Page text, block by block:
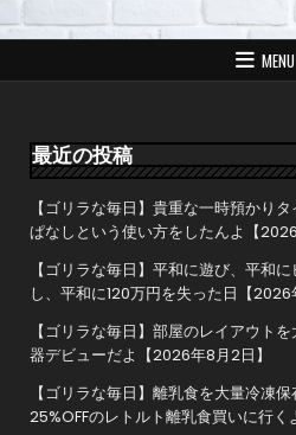
ビ
ー
ョ
ン
MENU
最近の投稿
【ゴリラな毎日】貴重な一時預かり
ぱなしという使い方をしたんよ【
【ゴリラな毎日】平和に遊び、平和
し、平和に120万円を失った日【2026
【ゴリラな毎日】部屋のレイアウト
器デビューだよ【2026年8月2日】
【ゴリラな毎日】離乳食を大量冷凍
25%OFFのレトルト離乳食買いに行く